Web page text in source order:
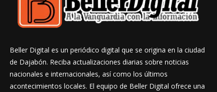
Beller Digital es un periódico digital que se origina en la ciudad
de Dajabón. Reciba actualizaciones diarias sobre noticias
nacionales e internacionales, así como los últimos
acontecimientos locales. El equipo de Beller Digital ofrece una